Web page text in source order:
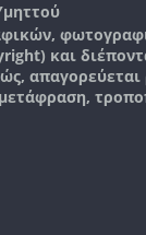
και